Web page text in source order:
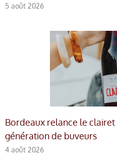
5 août 2026
Bordeaux relance le
génération de buveurs
4 août 2026